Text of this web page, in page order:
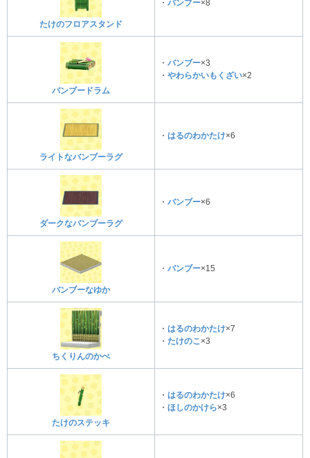
たけのフロアスタンド
・ バンブー×8
バンブードラム
・ バンブー×3
・ やわらかいもくざい×2
ライトなバンブーラグ
・ はるのわかたけ×6
ダークなバンブーラグ
・ バンブー×6
バンブーなゆか
・ バンブー×15
ちくりんのかべ
・ はるのわかたけ×7
・ たけのこ ×3
たけのステッキ
・ はるのわかたけ×6
・ ほしのかけら×3